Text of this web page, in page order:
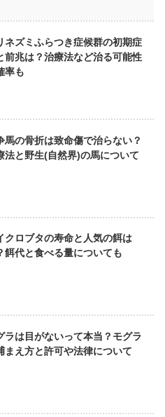
ネズミふらつき症候群の初期症
前兆は？治療法など治る可能性
率も
馬の骨折は致命傷で治らない？
法と野生(自然界)の馬について
クロブタの寿命と人気の餌は
餌代と食べる量についても
ラは目がないって本当？モグラ
まえ方と許可や法律について